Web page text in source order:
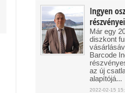
Ingyen
Már egy
diszkont
Barcode
az új
alapítójá...
2022-02-15